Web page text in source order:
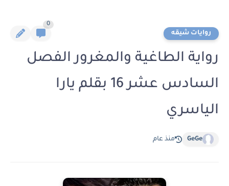
روايات شيقه
0
رواية الطاغية والمغرور الفصل
السادس عشر 16 بقلم يارا
الياسري
GeGe منذ عام